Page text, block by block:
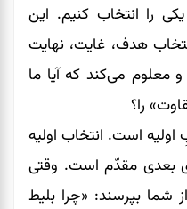
را انتخاب کنیم. این
هدف، غایت، نهایت
می‌کند که آیا ما
را؟
است. انتخاب اولیه
بعدی مقدّم است. وقتی
شما بپرسند: «چرا بلیط